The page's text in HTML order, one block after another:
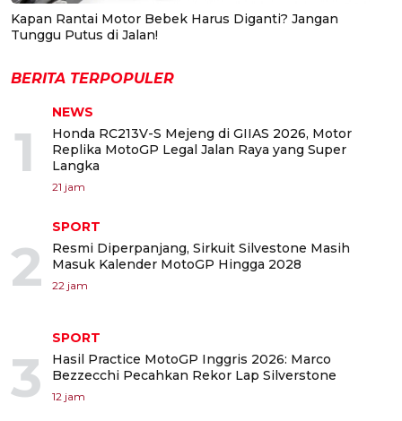
Kapan Rantai Motor Bebek Harus Diganti? Jangan
Tunggu Putus di Jalan!
BERITA TERPOPULER
1
NEWS
Honda RC213V-S Mejeng di GIIAS 2026, Motor
Replika MotoGP Legal Jalan Raya yang Super
Langka
21 jam
2
SPORT
Resmi Diperpanjang, Sirkuit Silvestone Masih
Masuk Kalender MotoGP Hingga 2028
22 jam
3
SPORT
Hasil Practice MotoGP Inggris 2026: Marco
Bezzecchi Pecahkan Rekor Lap Silverstone
12 jam